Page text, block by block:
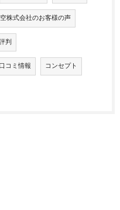
株式会社のお客様の声
判
コミ情報 コンセプト